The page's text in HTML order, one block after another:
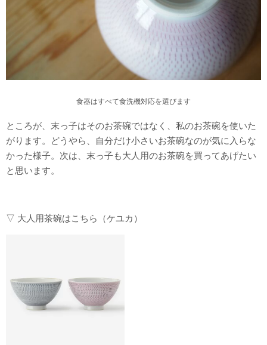
食器はすべて食洗機対応を選びます
ところが、末っ子はそのお茶碗ではなく、私のお茶碗を使いた
がります。どうやら、自分だけ小さいお茶碗なのが気に入らな
かった様子。次は、末っ子も大人用のお茶碗を買ってあげたい
と思います。
▽ 大人用茶碗はこちら（ケユカ）